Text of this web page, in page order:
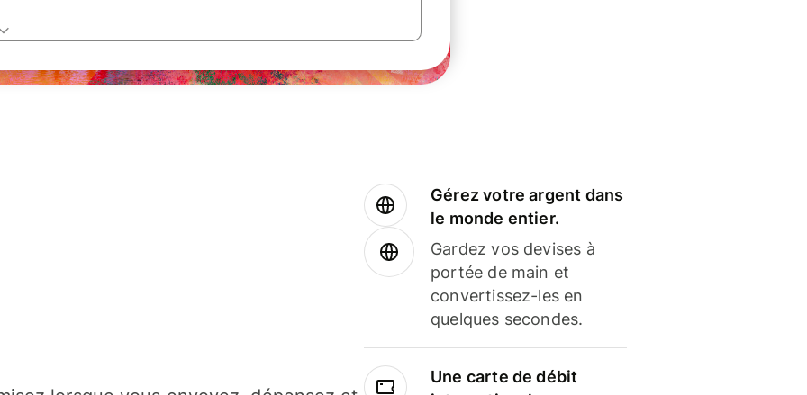
Gérez votre argent dans
le monde entier.
Gardez vos devises à
portée de main et
convertissez-les en
quelques secondes.
Une carte de débit